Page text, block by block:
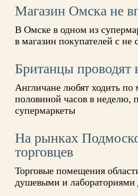
Магазин Омска не
В Омске в одном из
в магазин покупателей с
Британцы проводят
Англичане любят ходить по
половиной часов в неделю,
супермаркеты
На рынках
торговцев
Торговые помещения
душевыми и лабораториями